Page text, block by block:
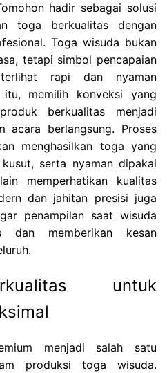
hadir sebagai solusi
toga berkualitas dengan
Toga wisuda bukan
tetapi simbol pencapaian
rapi dan nyaman
memilih konveksi yang
berkualitas menjadi
acara berlangsung. Proses
menghasilkan toga yang
serta nyaman dipakai
memperhatikan kualitas
dan jahitan presisi juga
penampilan saat wisuda
dan memberikan kesan
untuk
menjadi salah satu
produksi toga wisuda.